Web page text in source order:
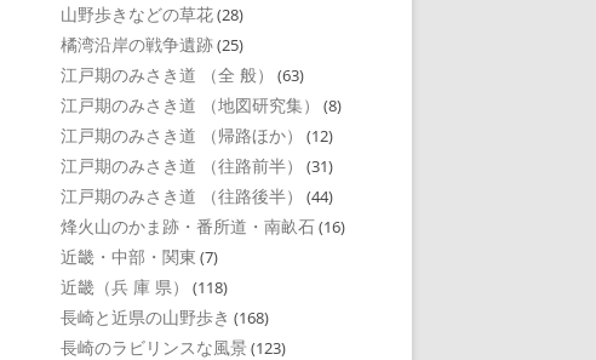
山野歩きなどの草花(28)
橘湾沿岸の戦争遺跡(25)
江戸期のみさき道 （全 般） (63)
江戸期のみさき道 （地図研究集） (8)
江戸期のみさき道 （帰路ほか） (12)
江戸期のみさき道 （往路前半） (31)
江戸期のみさき道 （往路後半） (44)
烽火山のかま跡・番所道・南畝石(16)
近畿・中部・関東 (7)
近畿（兵 庫 県） (118)
長崎と近県の山野歩き (168)
長崎のラビリンスな風景 (123)